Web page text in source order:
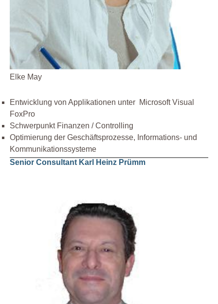
Elke May
Entwicklung von Applikationen unter Microsoft Visual
FoxPro
Schwerpunkt Finanzen / Controlling
Optimierung der Geschäftsprozesse, Informations- und
Kommunikationssysteme
Senior Consultant Karl Heinz Prümm